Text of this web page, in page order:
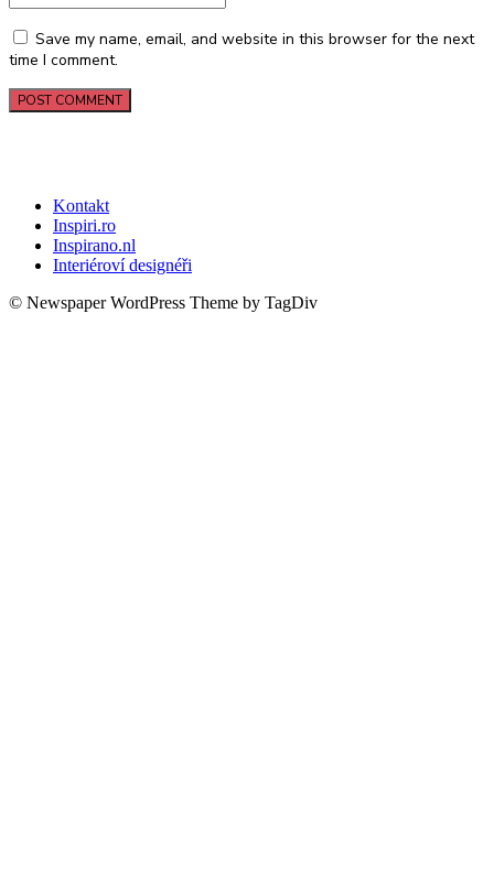
Save my name, email, and website in this browser for the next
time I comment.
Kontakt
Inspiri.ro
Inspirano.nl
Interiéroví designéři
© Newspaper WordPress Theme by TagDiv